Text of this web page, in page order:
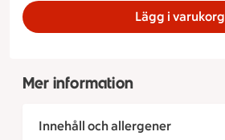
Lägg i varukorg
Mer information
Innehåll och allergener